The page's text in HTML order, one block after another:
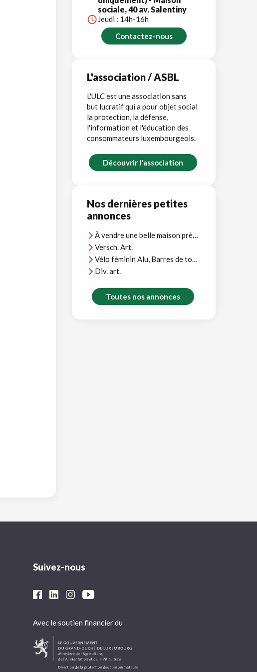
sociale, 40 av. Salentiny
Jeudi : 14h-16h
Contactez-nous
L'association / ASBL
L'ULC est une association sans
but lucratif qui a pour objet social
la protection, la défense,
l'information et l'éducation des
consommateurs luxembourgeois.
Découvrir l'association
Nos dernières petites
annonces
À vendre une belle maison près d'Agadir, vue océan, près plages et terrains golf
Versch. Art.
Vélo féminin Alu, Barres de toit Thule, et divers
Div. art.
Toutes nos annonces
Suivez-nous
Avec le soutien financier du